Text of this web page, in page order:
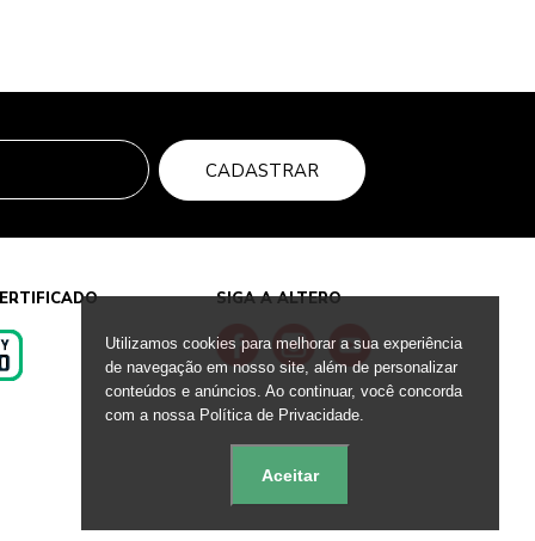
CADASTRAR
SIGA A ALTERO
Utilizamos cookies para melhorar a sua experiência
de navegação em nosso site, além de personalizar
conteúdos e anúncios. Ao continuar, você concorda
com a nossa Política de Privacidade.
Aceitar